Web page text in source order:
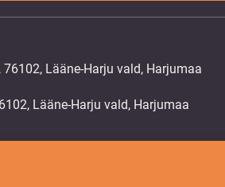
Lääne-Harju vald, Harjumaa